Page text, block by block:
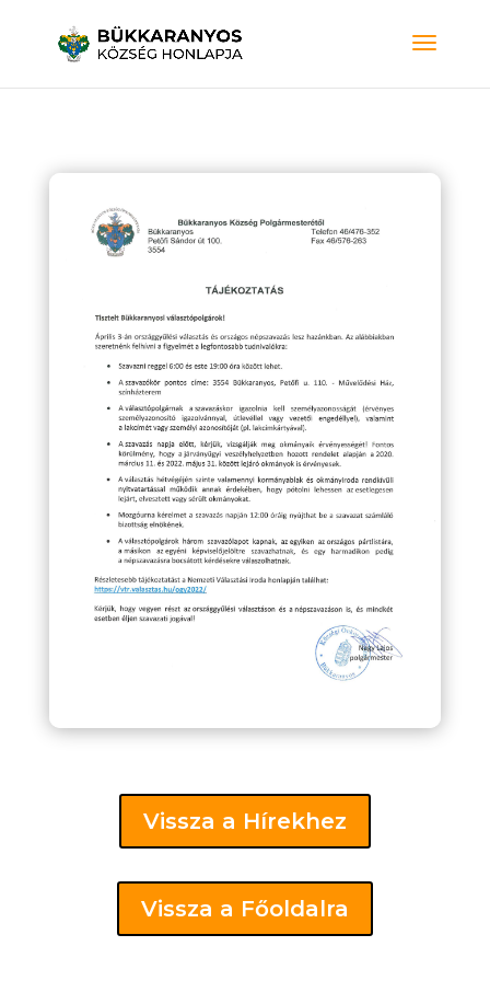
Vissza a Hírekhez
Vissza a Főoldalra